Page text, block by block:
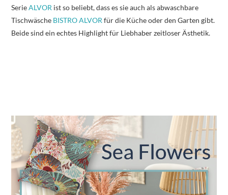
SerieALVOR ist so beliebt, dass es sie auch als abwaschbare
Tischwäsche BISTRO ALVORfür die Küche oder den Garten gibt.
Beide sind ein echtes Highlight für Liebhaber zeitloser Ästhetik.